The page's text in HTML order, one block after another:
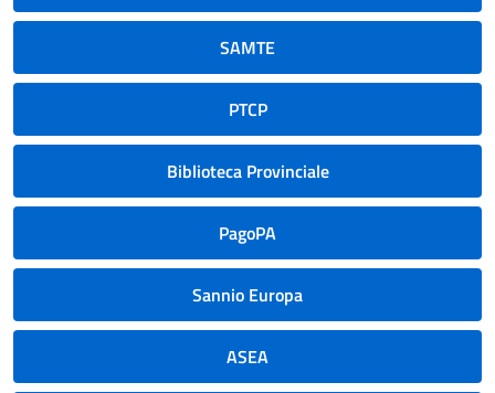
SAMTE
PTCP
Biblioteca Provinciale
PagoPA
Sannio Europa
ASEA